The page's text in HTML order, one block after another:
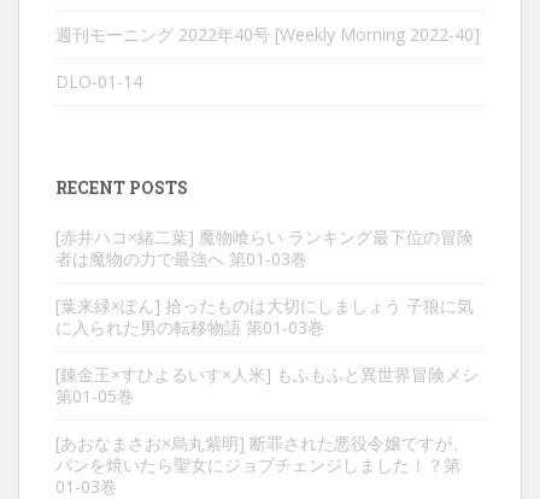
週刊モーニング 2022年40号 [Weekly Morning 2022-40]
DLO-01-14
RECENT POSTS
[赤井ハコ×緒二葉] 魔物喰らい ランキング最下位の冒険
者は魔物の力で最強へ 第01-03巻
[葉来緑×ぽん] 拾ったものは大切にしましょう 子狼に気
に入られた男の転移物語 第01-03巻
[錬金王×すひよるいす×人米] もふもふと異世界冒険メシ
第01-05巻
[あおなまさお×烏丸紫明] 断罪された悪役令嬢ですが、
パンを焼いたら聖女にジョブチェンジしました！？第
01-03巻